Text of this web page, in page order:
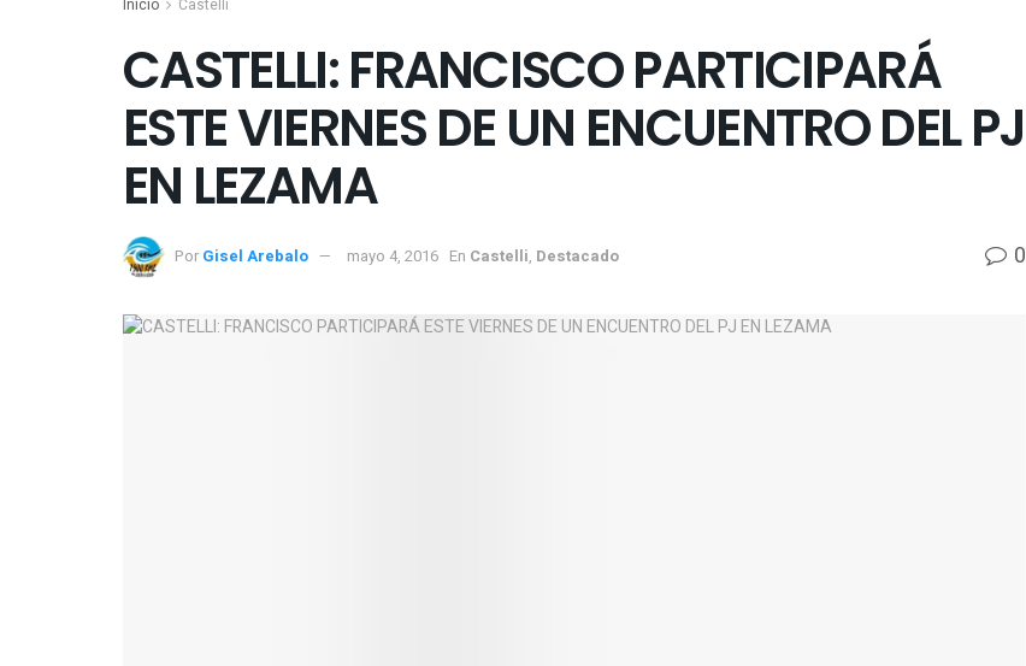
Inicio Castelli
CASTELLI: FRANCISCO PARTICIPARÁ
ESTE VIERNES DE UN ENCUENTRO DEL PJ
EN LEZAMA
Por Gisel Arebalo mayo 4, 2016 En Castelli, Destacado 0